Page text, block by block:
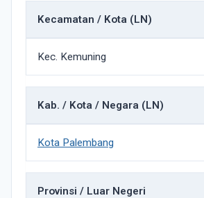
Kecamatan / Kota (LN)
Kec. Kemuning
Kab. / Kota / Negara (LN)
Kota Palembang
Provinsi / Luar Negeri